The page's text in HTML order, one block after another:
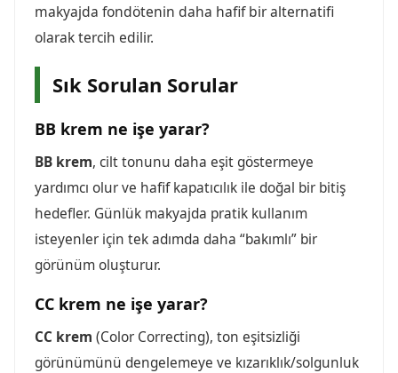
makyajda fondötenin daha hafif bir alternatifi
olarak tercih edilir.
Sık Sorulan Sorular
BB krem ne işe yarar?
BB krem, cilt tonunu daha eşit göstermeye
yardımcı olur ve hafif kapatıcılık ile doğal bir bitiş
hedefler. Günlük makyajda pratik kullanım
isteyenler için tek adımda daha “bakımlı” bir
görünüm oluşturur.
CC krem ne işe yarar?
CC krem (Color Correcting), ton eşitsizliği
görünümünü dengelemeye ve kızarıklık/solgunluk